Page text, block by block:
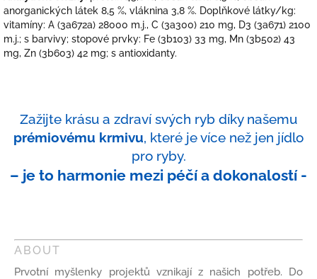
anorganických látek 8,5 %, vláknina 3,8 %. Doplňkové látky/kg:
vitamíny: A (3a672a) 28000 m.j., C (3a300) 210 mg, D3 (3a671) 2100
m.j.; s barvivy; stopové prvky: Fe (3b103) 33 mg, Mn (3b502) 43
mg, Zn (3b603) 42 mg; s antioxidanty.
Zažijte krásu a zdraví svých ryb díky našemu
prémiovému krmivu, které je více než jen jídlo
pro ryby.
– je to harmonie mezi péčí a dokonalostí -
ABOUT
Prvotní myšlenky projektů vznikají z našich potřeb. Do